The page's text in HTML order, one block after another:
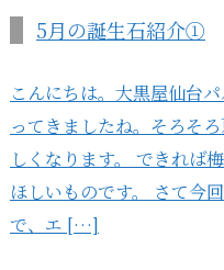
5月の誕生石紹介①
こんにちは。大黒屋仙台
ってきましたね。そろそ
しくなります。 できれば
ほしいものです。 さて今
で、エ […]